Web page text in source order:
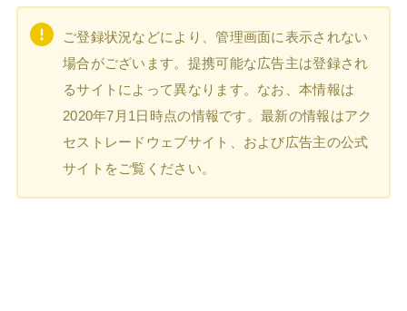
ご登録状況などにより、管理画面に表示されない
場合がございます。提携可能な広告主は登録され
るサイトによって異なります。なお、本情報は
2020年7月1日時点の情報です。最新の情報はアク
セストレードウェブサイト、および広告主の公式
サイトをご覧ください。